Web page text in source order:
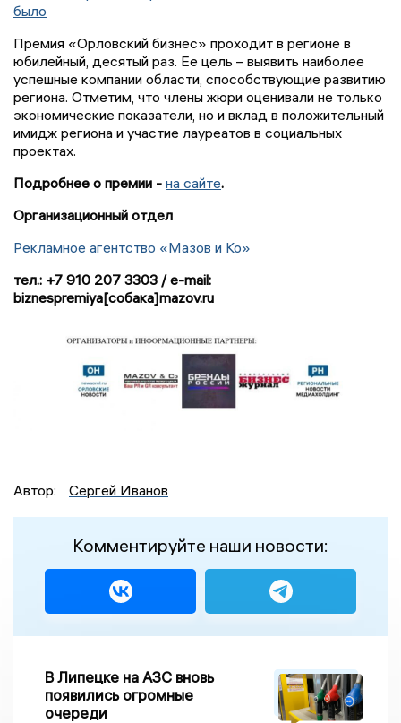
было
Премия «Орловский бизнес» проходит в регионе в
юбилейный, десятый раз. Ее цель – выявить наиболее
успешные компании области, способствующие развитию
региона. Отметим, что члены жюри оценивали не только
экономические показатели, но и вклад в положительный
имидж региона и участие лауреатов в социальных
проектах.
Подробнее о премии - на сайте.
Организационный отдел
Рекламное агентство «Мазов и Ко»
тел.: +7 910 207 3303 / e-mail:
biznespremiya[собака]mazov.ru
Автор: Сергей Иванов
Комментируйте наши новости:
В Липецке на АЗС вновь
появились огромные
очереди